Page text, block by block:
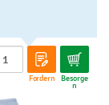
Fordern Besorge
n